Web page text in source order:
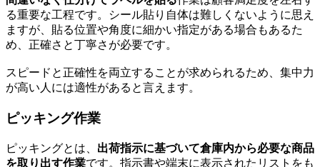
る重要な工程です。シール貼り自体は難しくないように思え
ますが、貼る位置や角度に細かい指定がある場合もあるた
め、正確さと丁寧さが必要です。
スピードと正確性を両立することが求められるため、集中力
が高い人には適性があると言えます。
ピッキング作業
ピッキングとは、 出荷指示に基づいて倉庫内から必要な商品
を取り出す作業です。指示書や端末に表示されたリストをも